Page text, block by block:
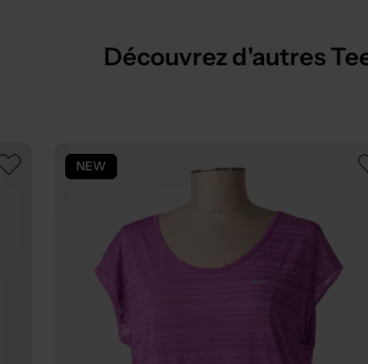
Découvrez d'autres
NEW